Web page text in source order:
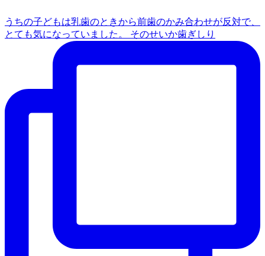
うちの子どもは乳歯のときから前歯のかみ合わせが反対で、
とても気になっていました。 そのせいか歯ぎしり